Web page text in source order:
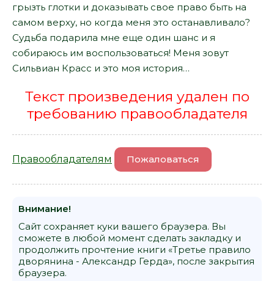
грызть глотки и доказывать свое право быть на
самом верху, но когда меня это останавливало?
Судьба подарила мне еще один шанс и я
собираюсь им воспользоваться! Меня зовут
Сильвиан Красс и это моя история…
Текст произведения удален по
требованию правообладателя
Правообладателям Пожаловаться
Внимание!
Сайт сохраняет куки вашего браузера. Вы
сможете в любой момент сделать закладку и
продолжить прочтение книги «Третье правило
дворянина - Александр Герда», после закрытия
браузера.